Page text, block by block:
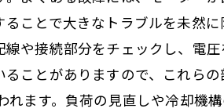
ことで大きなトラブルを未然
や接続部分をチェックし、電
ことがありますので、これら
ます。負荷の見直しや冷却機